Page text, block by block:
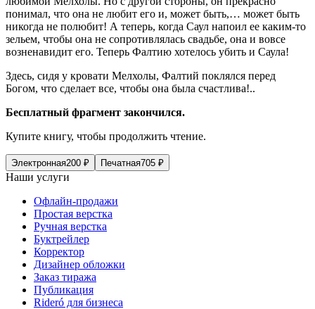
понимал, что она не любит его и, может быть,… может быть
никогда не полюбит! А теперь, когда Саул напоил ее каким-то
зельем, чтобы она не сопротивлялась свадьбе, она и вовсе
возненавидит его. Теперь Фалтию хотелось убить и Саула!
Здесь, сидя у кровати Мелхолы, Фалтий поклялся перед
Богом, что сделает все, чтобы она была счастлива!..
Бесплатный фрагмент закончился.
Купите книгу, чтобы продолжить чтение.
Электронная200 ₽ Печатная705 ₽
Наши услуги
Офлайн-продажи
Простая верстка
Ручная верстка
Буктрейлер
Корректор
Дизайнер обложки
Заказ тиража
Публикация
Rideró для бизнеса